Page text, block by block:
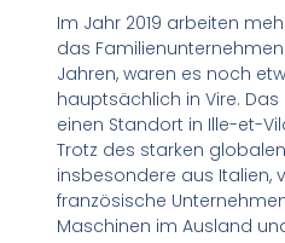
Im Jahr 2019 arbeiten
das
Jahren, waren es noch
hauptsächlich in Vire.
einen Standort in Ille-et-
Trotz des starken
insbesondere aus Italien,
französische
Maschinen im Ausland